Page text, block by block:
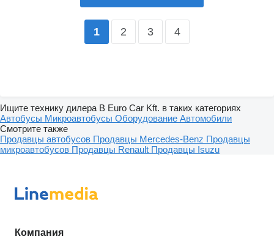
1 2 3 4
Ищите технику дилера B Euro Car Kft. в таких категориях
Автобусы Микроавтобусы Оборудование Автомобили
Смотрите также
Продавцы автобусов Продавцы Mercedes-Benz Продавцы
микроавтобусов Продавцы Renault Продавцы Isuzu
Компания